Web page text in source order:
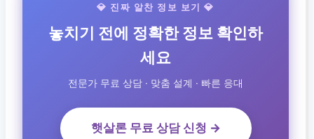
💎 진짜 알찬 정보 보기 💎
놓치기 전에 정확한 정보 확인하
세요
전문가 무료 상담 · 맞춤 설계 · 빠른 응대
햇살론 무료 상담 신청 →